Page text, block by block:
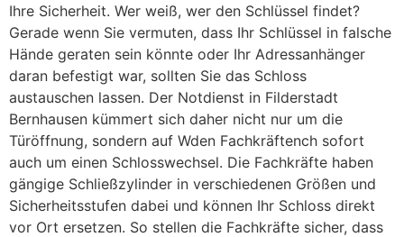
Ihre Sicherheit. Wer weiß, wer den Schlüssel findet?
Gerade wenn Sie vermuten, dass Ihr Schlüssel in falsche
Hände geraten sein könnte oder Ihr Adressanhänger
daran befestigt war, sollten Sie das Schloss
austauschen lassen. Der Notdienst in Filderstadt
Bernhausen kümmert sich daher nicht nur um die
Türöffnung, sondern auf Wden Fachkräftench sofort
auch um einen Schlosswechsel. Die Fachkräfte haben
gängige Schließzylinder in verschiedenen Größen und
Sicherheitsstufen dabei und können Ihr Schloss direkt
vor Ort ersetzen. So stellen die Fachkräfte sicher, dass